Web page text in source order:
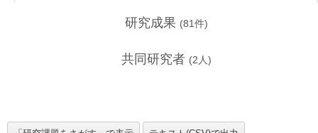
研究成果 (81件)
共同研究者 (2 人)